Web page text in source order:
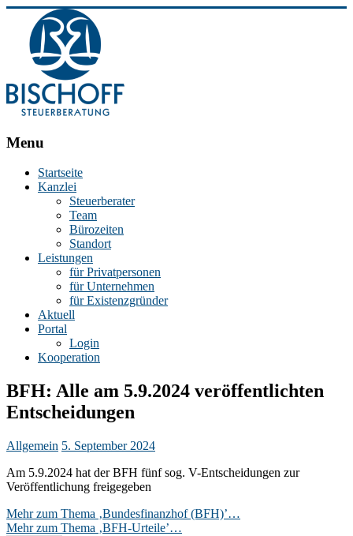
BISCHOFF
Stephan
Steuerberater
Essen
Menu
Startseite
Kanzlei
Steuerberater
Team
Bürozeiten
Standort
Leistungen
für Privatpersonen
für Unternehmen
für Existenzgründer
Aktuell
Portal
Login
Kooperation
BFH: Alle am 5.9.2024 veröffentlichten
Entscheidungen
Allgemein 5. September 2024
Am 5.9.2024 hat der BFH fünf sog. V-Entscheidungen zur
Veröffentlichung freigegeben
Mehr zum Thema ‚Bundesfinanzhof (BFH)’…
Mehr zum Thema ‚BFH-Urteile’…